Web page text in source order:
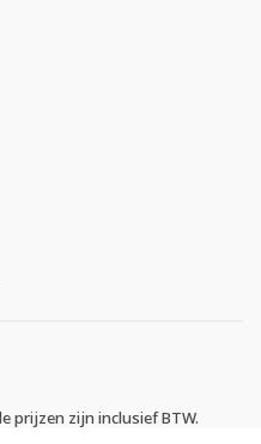
prijzen zijn inclusief BTW.